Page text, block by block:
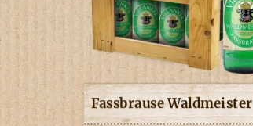
Fassbrause Waldmeister